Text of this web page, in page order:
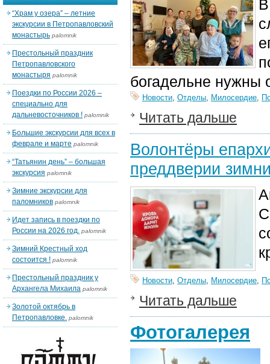
богадельне нужны
Новости, Отделы, Милосердие,
Читать дальше
Волонтёры
преддверии
Новости, Отделы, Милосердие,
Читать дальше
Фотогалерея
“Храм у озера” – летние
экскурсии в Петропавловский
монастырь palomnik
Престольный праздник
Петропавловского
монастыря palomnik
Поездки по России 2026 –
специально для
дальневосточников ! palomnik
Большие экскурсии для всех в
феврале и марте palomnik
“Татьянин день” – большая
экскурсия palomnik
Зимние экскурсии для
паломников palomnik
Идет запись в поездки по
России на 2026 год. palomnik
Зимний Крестный ход
состоится ! palomnik
Престольный праздник у
Архангела Михаила palomnik
Золотой октябрь в
Петропавловке. palomnik